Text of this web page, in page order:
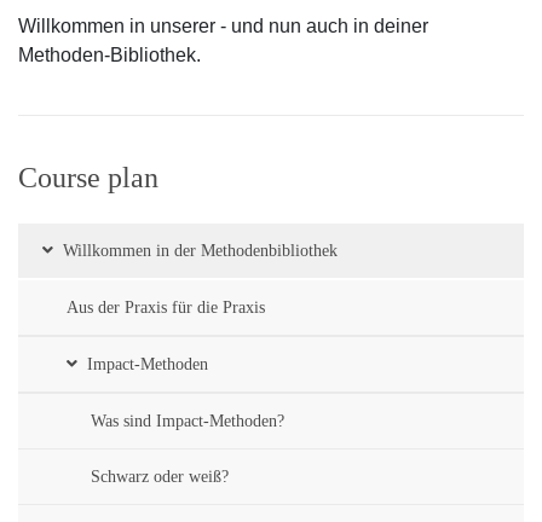
Willkommen in unserer - und nun auch in deiner
Methoden-Bibliothek.
Course plan
Willkommen in der Methodenbibliothek
Aus der Praxis für die Praxis
Impact-Methoden
Was sind Impact-Methoden?
Schwarz oder weiß?